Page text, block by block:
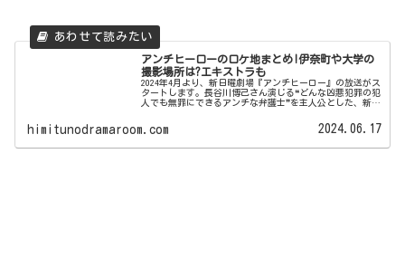
アンチヒーローのロケ地まとめ!伊奈町や大学の
撮影場所は?エキストラも
2024年4月より、新日曜劇場『アンチヒーロー』の放送がス
タートします。長谷川博己さん演じる❝どんな凶悪犯罪の犯
人でも無罪にできるアンチな弁護士❞を主人公とした、新感
himitunodramaroom.com 2024.06.17